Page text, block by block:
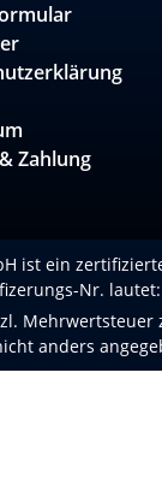
Zahlung
ist ein
Nr. lautet:
Mehrwertsteuer
anders